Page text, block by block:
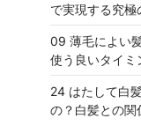
で実現する究極
09 薄毛によい
使う良いタイミ
24 はたして白
の？白髪との関